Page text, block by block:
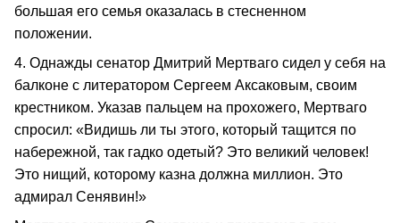
большая его семья оказалась в стесненном
положении.
4. Однажды сенатор Дмитрий Мертваго сидел у себя на
балконе с литератором Сергеем Аксаковым, своим
крестником. Указав пальцем на прохожего, Мертваго
спросил: «Видишь ли ты этого, который тащится по
набережной, так гадко одетый? Это великий человек!
Это нищий, которому казна должна миллион. Это
адмирал Сенявин!»